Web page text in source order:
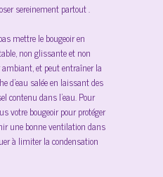
sereinement partout .
mettre le bougeoir en
non glissante et non
et peut entraîner la
d'eau salée en laissant des
contenu dans l'eau. Pour
votre bougeoir pour protéger
une bonne ventilation dans
à limiter la condensation